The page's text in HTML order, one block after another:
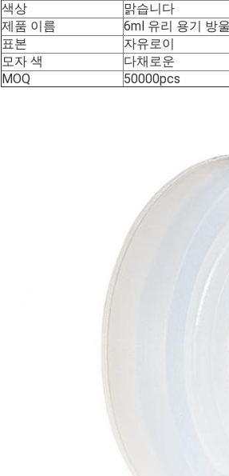
색상
맑습니다
제품 이름
6ml 유리 용기 방
표본
자유로이
모자 색
다채로운
MOQ
50000pcs